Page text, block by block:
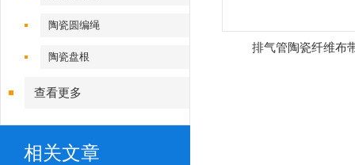
陶瓷圆编绳
陶瓷盘根
查看更多
相关文章
排气管陶瓷纤维布